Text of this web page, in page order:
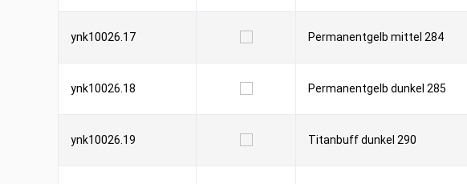
ynk10026.17 Permanentgelb mittel 284
ynk10026.18 Permanentgelb dunkel 285
ynk10026.19 Titanbuff dunkel 290